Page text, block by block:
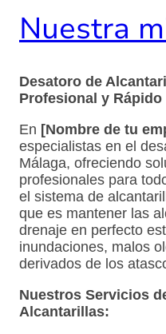
Nuestra
Desatoro de
Profesional y Rápido
En [Nombre de tu
especialistas en el
Málaga, ofreciendo
profesionales para
el sistema de
que es mantener las
drenaje en perfecto
inundaciones, malos
derivados de los
Nuestros Servicios
Alcantarillas: